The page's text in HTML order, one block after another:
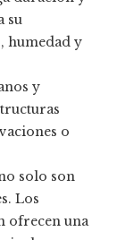
su
humedad y
y
o
solo son
Los
ofrecen una